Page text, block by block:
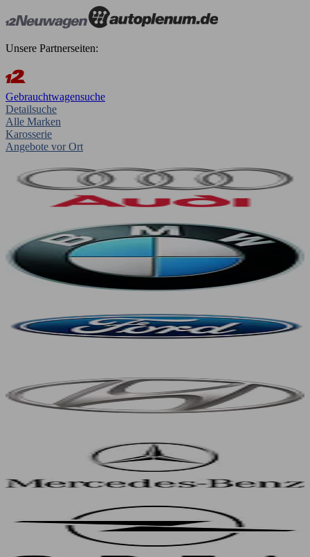
Unsere Partnerseiten:
Gebrauchtwagensuche
Detailsuche
Alle Marken
Karosserie
Angebote vor Ort